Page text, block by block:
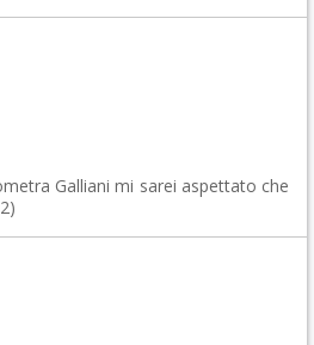
Galliani mi sarei aspettato che